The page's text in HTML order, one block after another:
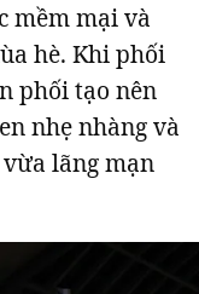
mềm mại và
hè. Khi phối
phối tạo nên
nhẹ nhàng và
lãng mạn